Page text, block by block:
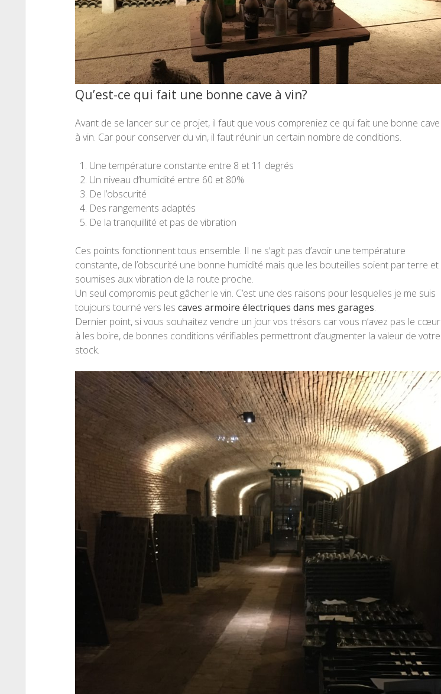
Qu’est-ce qui fait une bonne cave à vin?
Avant de se lancer sur ce projet, il faut que vous compreniez ce qui fait une bonne cave
à vin. Car pour conserver du vin, il faut réunir un certain nombre de conditions.
Une température constante entre 8 et 11 degrés
Un niveau d’humidité entre 60 et 80%
De l’obscurité
Des rangements adaptés
De la tranquillité et pas de vibration
Ces points fonctionnent tous ensemble. Il ne s’agit pas d’avoir une température
constante, de l’obscurité une bonne humidité mais que les bouteilles soient par terre et
soumises aux vibration de la route proche.
Un seul compromis peut gâcher le vin. C’est une des raisons pour lesquelles je me suis
toujours tourné vers les caves armoire électriques dans mes garages.
Dernier point, si vous souhaitez vendre un jour vos trésors car vous n’avez pas le cœur
à les boire, de bonnes conditions vérifiables permettront d’augmenter la valeur de votre
stock.